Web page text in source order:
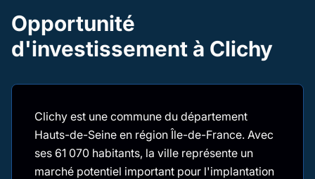
Opportunité
d'investissement à Clichy
Clichy est une commune du département
Hauts-de-Seine en région Île-de-France. Avec
ses 61 070 habitants, la ville représente un
marché potentiel important pour l'implantation